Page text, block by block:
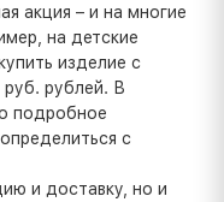
акция – и на многие
на детские
изделие с
рублей. В
подробное
с
и доставку, но и